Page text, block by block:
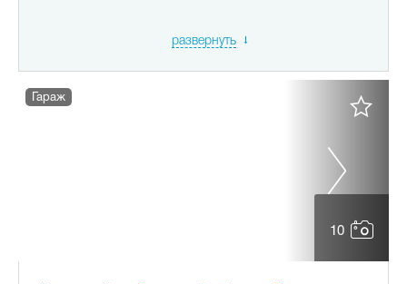
развернуть
10
Гараж